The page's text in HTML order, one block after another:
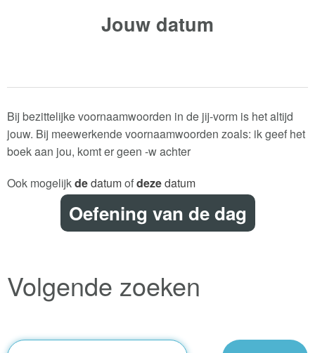
Jouw datum
Bij bezittelijke voornaamwoorden in de jij-vorm is het altijd
jouw. Bij meewerkende voornaamwoorden zoals: ik geef het
boek aan jou, komt er geen -w achter
Ook mogelijkdedatumofdezedatum
Oefening van de dag
Volgende zoeken